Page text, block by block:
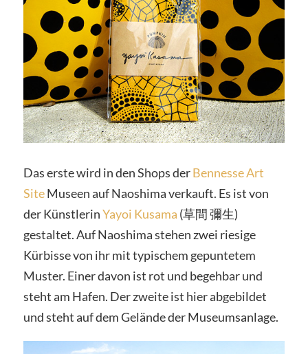
Das erste wird in den Shops derBennesse Art
SiteMuseen auf Naoshima verkauft. Es ist von
der KünstlerinYayoi Kusama (草間 彌生)
gestaltet. Auf Naoshima stehen zwei riesige
Kürbisse von ihr mit typischem gepuntetem
Muster. Einer davon ist rot und begehbar und
steht am Hafen. Der zweite ist hier abgebildet
und steht auf dem Gelände der Museumsanlage.